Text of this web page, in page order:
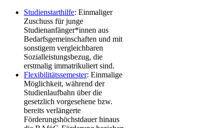
Studienstarthilfe: Einmaliger
Zuschuss für junge
Studienanfänger*innen aus
Bedarfsgemeinschaften und mit
sonstigem vergleichbaren
Sozialleistungsbezug, die
erstmalig immatrikuliert sind.
Flexibilitätssemester: Einmalige
Möglichkeit, während der
Studienlaufbahn über die
gesetzlich vorgesehene bzw.
bereits verlängerte
Förderungshöchstdauer hinaus